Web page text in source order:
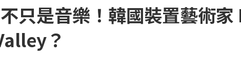
只是音樂！韓國裝置藝術
？